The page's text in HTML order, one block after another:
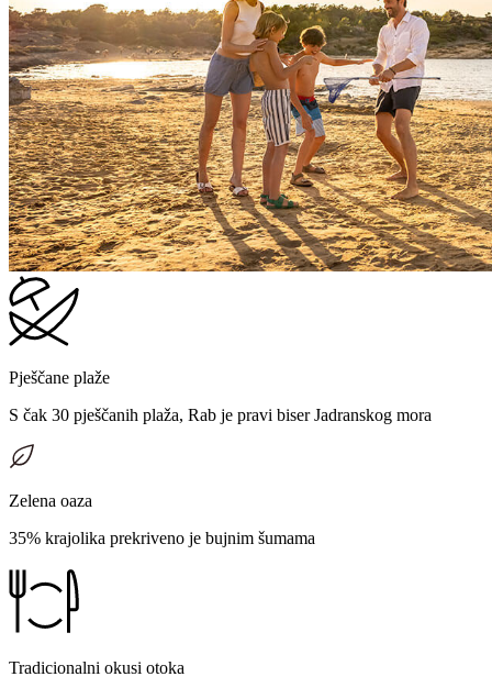
Pješčane plaže
S čak 30 pješčanih plaža, Rab je pravi biser Jadranskog mora
Zelena oaza
35% krajolika prekriveno je bujnim šumama
Tradicionalni okusi otoka